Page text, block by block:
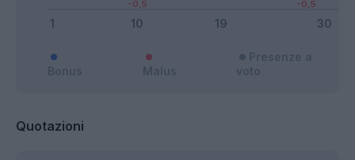
Quotazioni